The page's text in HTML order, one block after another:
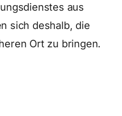
aus
sich deshalb, die
Ort zu bringen.